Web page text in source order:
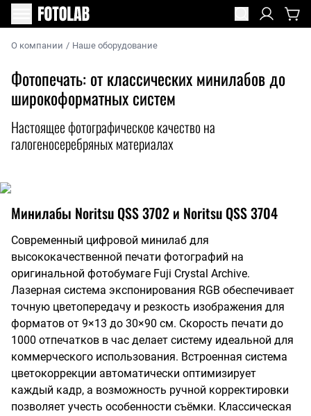
О компании / Наше оборудование
Фотопечать: от классических минилабов до
широкоформатных систем
Настоящее фотографическое качество на
галогеносеребряных материалах
Минилабы Noritsu QSS 3702 и Noritsu QSS 3704
Современный цифровой минилаб для
высококачественной печати фотографий на
оригинальной фотобумаге Fuji Crystal Archive.
Лазерная система экспонирования RGB обеспечивает
точную цветопередачу и резкость изображения для
форматов от 9×13 до 30×90 см. Скорость печати до
1000 отпечатков в час делает систему идеальной для
коммерческого использования. Встроенная система
цветокоррекции автоматически оптимизирует
каждый кадр, а возможность ручной корректировки
позволяет учесть особенности съёмки. Классическая